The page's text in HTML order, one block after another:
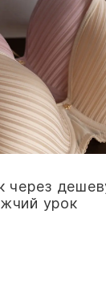
через
урок